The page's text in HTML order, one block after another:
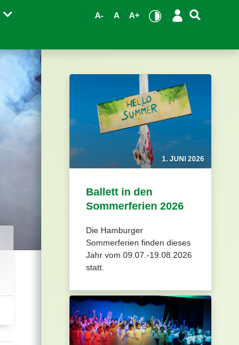
A- A A+
1. JUNI 2026
Ballett in den
Sommerferien 2026
Die Hamburger
Sommerferien finden dieses
Jahr vom 09.07.-19.08.2026
statt.